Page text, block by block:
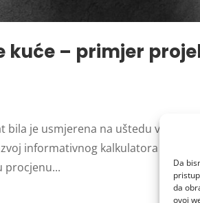
Da
da
ovoj
kuće – primjer
je usmjerena na uštedu vremena i
informativnog kalkulatora cijene
procjenu...